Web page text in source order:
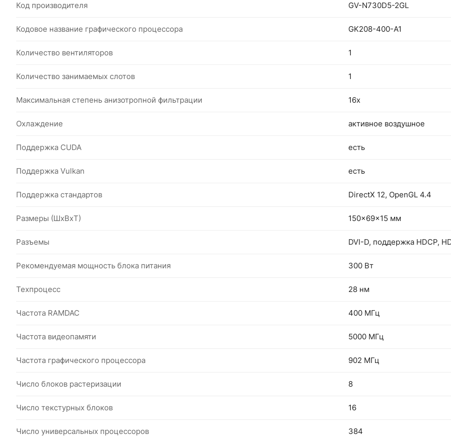
Код производителя GV-N730D5-2GL
Кодовое название графического процессора GK208-400-A1
Количество вентиляторов 1
Количество занимаемых слотов 1
Максимальная степень анизотропной фильтрации 16x
Охлаждение активное воздушное
Поддержка CUDA есть
Поддержка Vulkan есть
Поддержка стандартов DirectX 12, OpenGL 4.4
Размеры (ШxВxТ) 150x69x15 мм
Разъемы DVI-D, поддержка HDCP,
Рекомендуемая мощность блока питания 300 Вт
Техпроцесс 28 нм
Частота RAMDAC 400 МГц
Частота видеопамяти 5000 МГц
Частота графического процессора 902 МГц
Число блоков растеризации 8
Число текстурных блоков 16
Число универсальных процессоров 384